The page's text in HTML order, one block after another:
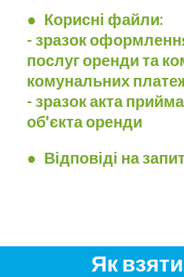
● Корисні файли:
- зразок
послуг оренди та
комунальних
- зразок акта
об'єкта оренди
● Відповіді на
Як